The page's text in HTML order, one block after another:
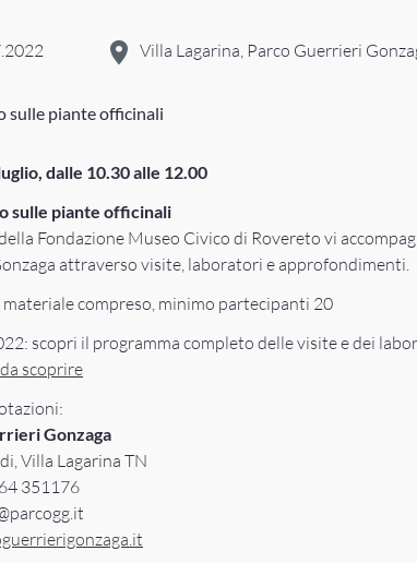
Villa Lagarina, Parco Guerrieri
sulle piante officinali
dalle 10.30 alle 12.00
sulle piante officinali
Fondazione Museo Civico di Rovereto vi
attraverso visite, laboratori e approfondimenti.
compreso, minimo partecipanti 20
scopri il programma completo delle visite e dei
scoprire
Gonzaga
Villa Lagarina TN
351176